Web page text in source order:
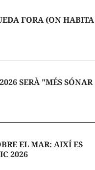
FORA (ON HABITA
SERÀ "MÉS SÓNAR
EL MAR: AIXÍ ES
2026